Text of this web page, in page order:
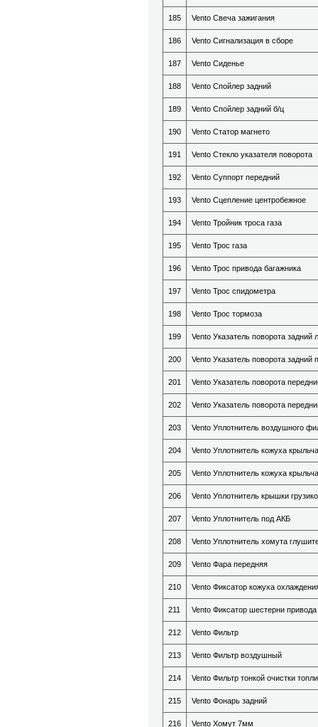
185 Vento Свеча зажигания
186 Vento Сигнализация в сборе
187 Vento Сиденье
188 Vento Спойлер задний
189 Vento Спойлер задний б/ц
190 Vento Статор магнето
191 Vento Стекло указателя поворота
192 Vento Суппорт передний
193 Vento Сцепление центробежное
194 Vento Тройник троса газа
195 Vento Трос газа
196 Vento Трос привода багажника
197 Vento Трос спидометра
198 Vento Трос тормоза
199 Vento Указатель поворота задний
200 Vento Указатель поворота задний
201 Vento Указатель поворота
202 Vento Указатель поворота
203 Vento Уплотнитель воздушного
204 Vento Уплотнитель кожуха
205 Vento Уплотнитель кожуха
206 Vento Уплотнитель крышки
207 Vento Уплотнитель под АКБ
208 Vento Уплотнитель хомута
209 Vento Фара передняя
210 Vento Фиксатор кожуха
211 Vento Фиксатор шестерни
212 Vento Фильтр
213 Vento Фильтр воздушный
214 Vento Фильтр тонкой очистки
215 Vento Фонарь задний
216 Vento Хомут 7мм